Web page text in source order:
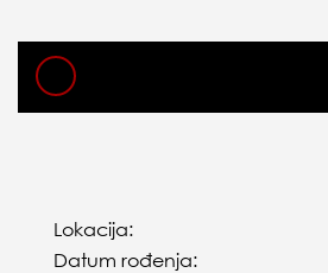
Lokacija:
Datum rođenja: